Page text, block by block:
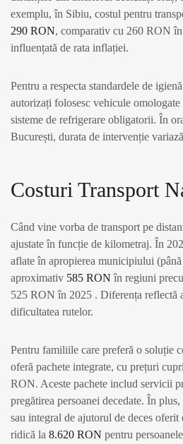
exemplu, în Sibiu, costul pentru
290 RON, comparativ cu 260 RON
influențată de rata inflației.
Pentru a respecta standardele de
autorizați folosesc vehicule omologate
sisteme de refrigerare obligatorii. În
București, durata de intervenție
Costuri Transport
Când vine vorba de transport pe
ajustate în funcție de kilometraj. În
aflate în apropierea municipiului
aproximativ 585 RON în regiuni
525 RON în 2025 . Diferența reflectă
dificultatea rutelor.
Pentru familiile care preferă o soluție
oferă pachete integrate, cu prețuri
RON. Aceste pachete includ servicii
pregătirea persoanei decedate. În
sau integral de ajutorul de deces oferit
ridică la 8.620 RON pentru